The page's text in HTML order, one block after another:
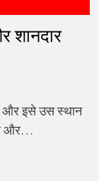
शानदार
इसे उस स्थान
और…